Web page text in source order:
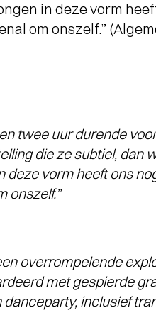
in deze vorm
om onszelf.”
twee uur durende
die ze subtiel, dan
vorm heeft ons
onszelf.”
overrompelende
met gespierde
inclusief